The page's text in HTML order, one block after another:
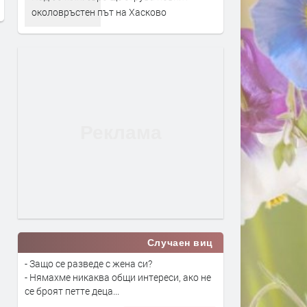
околовръстен път на Хасково
Случаен виц
- Защо се разведе с жена си?
- Нямахме никаква общи интереси, ако не
се броят петте деца...